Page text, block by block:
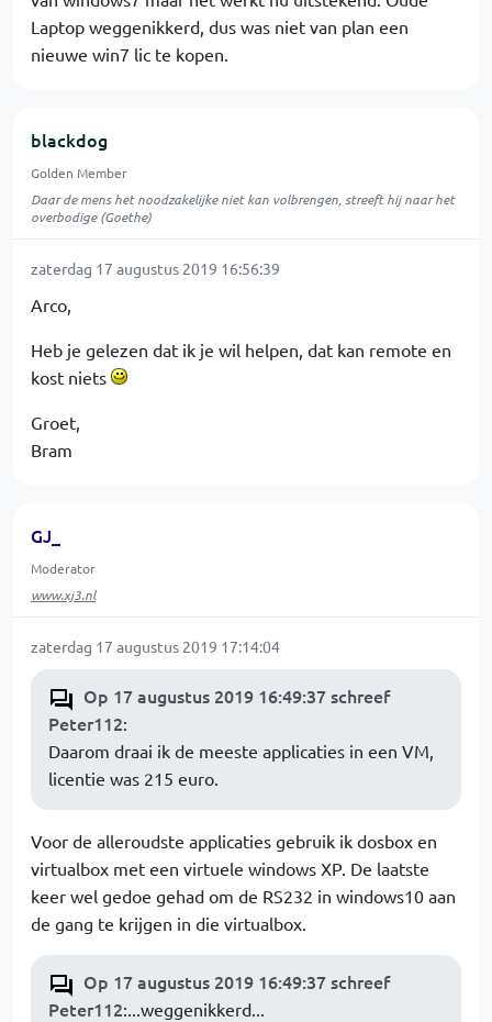
Laptop weggenikkerd, dus was niet van plan een
nieuwe win7 lic te kopen.
blackdog
Golden Member
Daar de mens het noodzakelijke niet kan volbrengen, streeft hij naar het
overbodige (Goethe)
zaterdag 17 augustus 2019 16:56:39
Arco,
Heb je gelezen dat ik je wil helpen, dat kan remote en
kost niets
Groet,
Bram
GJ_
Moderator
www.xj3.nl
zaterdag 17 augustus 2019 17:14:04
Op 17 augustus 2019 16:49:37 schreef
Peter112:
Daarom draai ik de meeste applicaties in een VM,
licentie was 215 euro.
Voor de alleroudste applicaties gebruik ik dosbox en
virtualbox met een virtuele windows XP. De laatste
keer wel gedoe gehad om de RS232 in windows10 aan
de gang te krijgen in die virtualbox.
Op 17 augustus 2019 16:49:37 schreef
Peter112:...weggenikkerd...